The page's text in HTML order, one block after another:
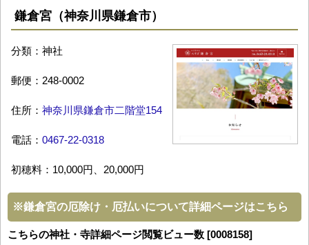
鎌倉宮（神奈川県鎌倉市）
分類：神社
郵便：248-0002
住所： 神奈川県鎌倉市二階堂154
電話： 0467-22-0318
初穂料：10,000円、20,000円
※鎌倉宮の厄除け・厄払いについて詳細ページはこちら
こちらの神社・寺詳細ページ閲覧ビュー数 [0008158]